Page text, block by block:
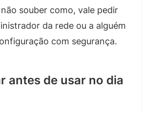
souber como, vale pedir
da rede ou a alguém
com segurança.
antes de usar no dia